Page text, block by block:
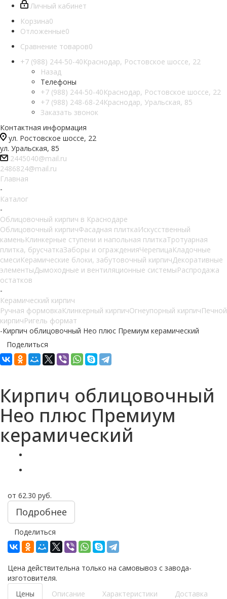
Личный кабинет
Корзина0
Отложенные0
Сравнение товаров0
+7 (988) 244-50-40Краснодар, Ростовское шоссе, 22
Назад
Телефоны
+7 (988) 244-50-40Краснодар, Ростовское шоссе, 22
+7 (988) 248-68-24Краснодар, Уральская, 85
Заказать звонок
Контактная информация
ул. Ростовское шоссе, 22
ул. Уральская, 85
2445040@mail.ru
2486824@mail.ru
Главная
-
Каталог
-
Облицовочный кирпич в Краснодаре
Облицовочный кирпичФасадная плиткаИскусственный
каменьКлинкерные ступени и напольная плиткаТротуарная
плитка, брусчаткаЗаборы и огражденияЧерепицаКладочные
смесиКерамические блоки, забутовочный кирпичДекоративные
элементыДымоходные и вентиляционные системыРаспродажа
остатков
-
Керамический кирпич
Ручная формовкаКлинкерный кирпичОгнеупорный кирпичПечной
кирпичРигель формат
-Кирпич облицовочный Нео плюс Премиум керамический
Поделиться
Кирпич облицовочный
Нео плюс Премиум
керамический
от 62.30 руб.
Подробнее
Поделиться
Цена действительна только на самовывоз с завода-
изготовителя.
Цены
Описание Характеристики Доставка